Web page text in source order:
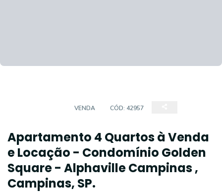
VENDA CÓD: 42957
Apartamento 4 Quartos à Venda
e Locação - Condomínio Golden
Square - Alphaville Campinas ,
Campinas, SP.